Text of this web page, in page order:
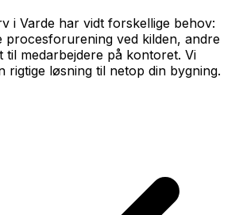
i Varde har vidt forskellige behov:
proces­forurening ved kilden, andre
til medarbejdere på kontoret. Vi
rigtige løsning til netop din bygning.